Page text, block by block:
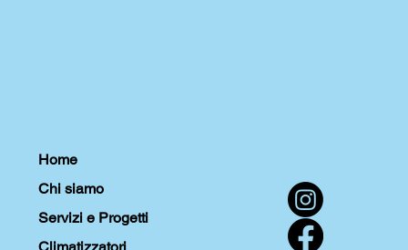
Home
Chi siamo
Servizi e Progetti